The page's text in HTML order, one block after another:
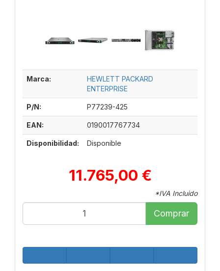
Marca:
HEWLETT PACKARD
ENTERPRISE
P/N: P77239-425
EAN: 0190017767734
Disponibilidad: Disponible
11.765,00 €
*IVA Incluido
Comprar